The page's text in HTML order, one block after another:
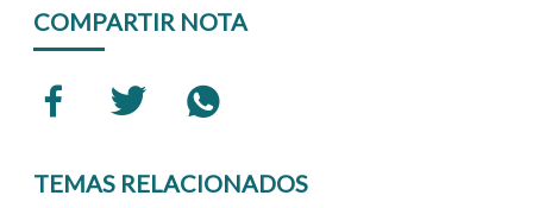
COMPARTIR NOTA
TEMAS RELACIONADOS